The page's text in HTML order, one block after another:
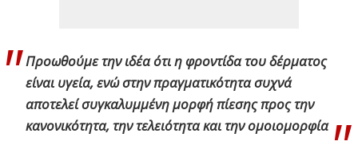
Προωθούμε την ιδέα ότι η φροντίδα του δέρματος
είναι υγεία, ενώ στην πραγματικότητα συχνά
αποτελεί συγκαλυμμένη μορφή πίεσης προς την
κανονικότητα, την τελειότητα και την ομοιομορφία